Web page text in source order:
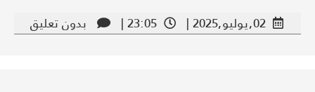
02,يوليو,2025 |
23:05 | بدون تعليق